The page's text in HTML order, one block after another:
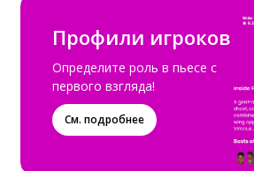
Профили игроков
Определите роль в пьесе с
первого взгляда!
См. подробнее